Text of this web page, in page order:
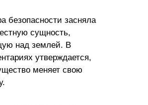
безопасности засняла
сущность,
над землей. В
утверждается,
меняет свою